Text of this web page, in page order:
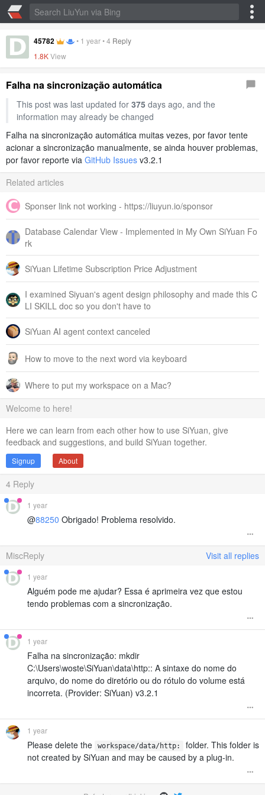
45782 • 1 year•4 Reply
1.8KView
Falha na sincronização automática
This post was last updated for 375days ago, and the
information may already be changed
Falha na sincronização automática muitas vezes, por favor tente
acionar a sincronização manualmente, se ainda houver problemas,
por favor reporte via GitHub Issues v3.2.1
Related articles
Sponser link not working - https://liuyun.io/sponsor
Database Calendar View - Implemented in My Own SiYuan Fo
rk
SiYuan Lifetime Subscription Price Adjustment
I examined Siyuan's agent design philosophy and made this C
LI SKILL doc so you don't have to
SiYuan AI agent context canceled
How to move to the next word via keyboard
Where to put my workspace on a Mac?
Welcome to here!
Here we can learn from each other how to use SiYuan, give
feedback and suggestions, and build SiYuan together.
Signup About
4 Reply
1 year
@88250 Obrigado! Problema resolvido.
MiscReply Visit all replies
1 year
Alguém pode me ajudar? Essa é aprimeira vez que estou
tendo problemas com a sincronização.
1 year
Falha na sincronização: mkdir
C:\Users\woste\SiYuan\data\http:: A sintaxe do nome do
arquivo, do nome do diretório ou do rótulo do volume está
incorreta. (Provider: SiYuan) v3.2.1
1 year
Please delete the workspace/data/http:
folder. This folder is
not created by SiYuan and may be caused by a plug-in.